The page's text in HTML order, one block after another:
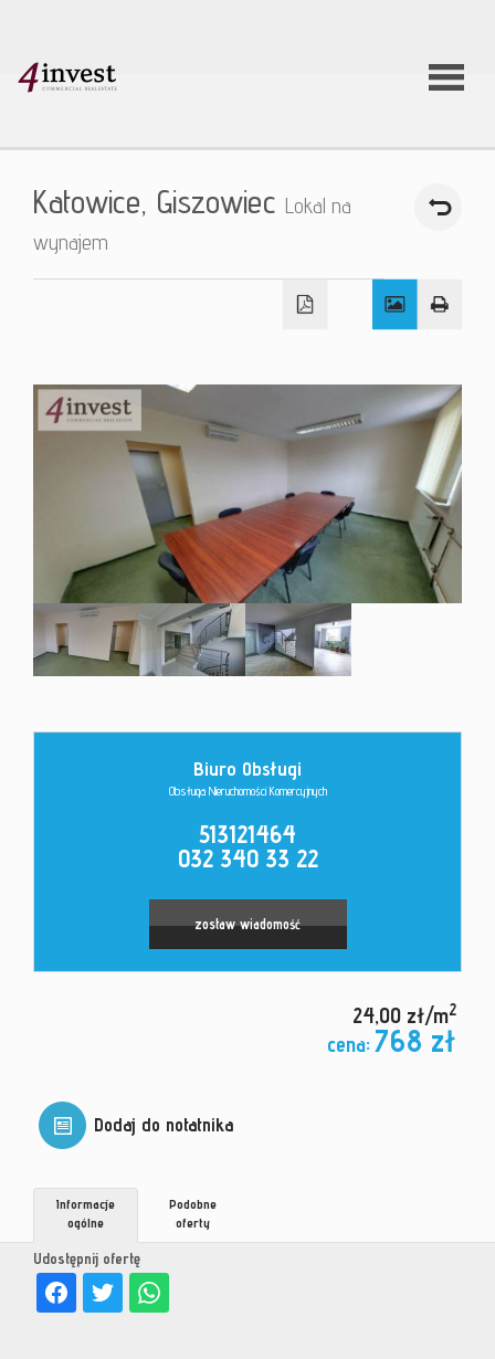
O firmie
Oferty
Kontakt
Katowice, Giszowiec Lokal na
wynajem
Biuro Obsługi
Obsługa Nieruchomości Komercyjnych
513121464
032 340 33 22
zostaw wiadomość
24,00 zł/m2
cena: 768 zł
Dodaj do notatnika
Udostępnij ofertę
Informacje
ogólne
Podobne
oferty